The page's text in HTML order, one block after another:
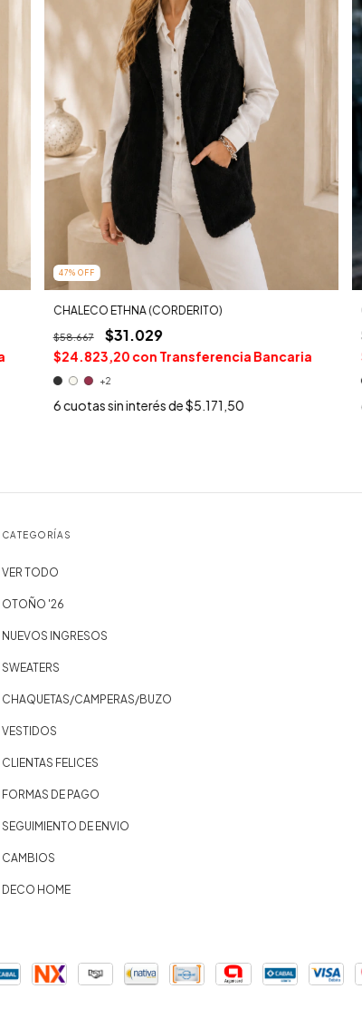
47% OFF
CHALECO ETHNA (CORDERITO)
$58.667 $31.029
$24.823,20conTransferencia Bancaria
+2
6cuotas sin interés de$5.171,50
CATEGORÍAS
VER TODO
OTOÑO '26
NUEVOS INGRESOS
SWEATERS
CHAQUETAS/CAMPERAS/BUZO
VESTIDOS
CLIENTAS FELICES
FORMAS DE PAGO
SEGUIMIENTO DE ENVIO
CAMBIOS
DECO HOME